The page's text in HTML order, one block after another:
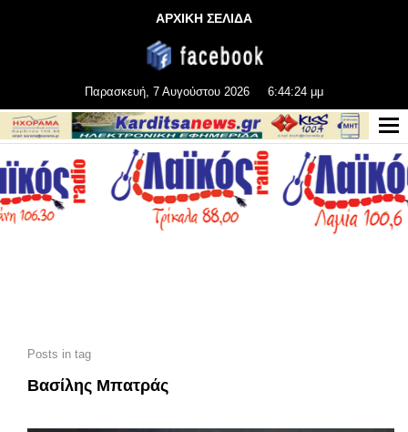
ΑΡΧΙΚΗ ΣΕΛΙΔΑ
Παρασκευή, 7 Αυγούστου 2026 6:44:24 μμ
Posts in tag
Βασίλης Μπατράς